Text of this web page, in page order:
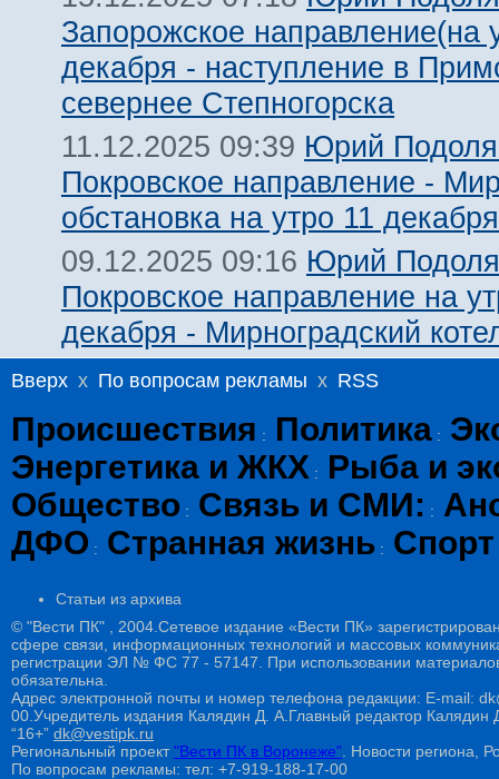
Запорожское направление(на
декабря - наступление в
севернее Степногорска
11.12.2025 09:39 Юрий
Покровское направление -
обстановка на утро 11 декабря
09.12.2025 09:16 Юрий
Покровское направление на
декабря - Мирноградский
Вверх x По вопросам рекламы x RSS
Происшествия : Политика :
Энергетика и ЖКХ :
Рыба и
Общество : Связь и СМИ: :
ДФО : Странная жизнь : Спорт
Статьи из архива
© "Вести ПК" , 2004.Сетевое издание «Вести ПК»
сфере связи, информационных технологий и массовых
регистрации ЭЛ № ФС 77 - 57147. При использовании
обязательна.
Адрес электронной почты и номер телефона редакции: E-mail:
00.Учредитель издания Калядин Д. А.Главный редактор
“16+” dk@vestipk.ru
Региональный проект"Вести ПК в Воронеже" . Новости региона,
По вопросам рекламы: тел: +7-919-188-17-00